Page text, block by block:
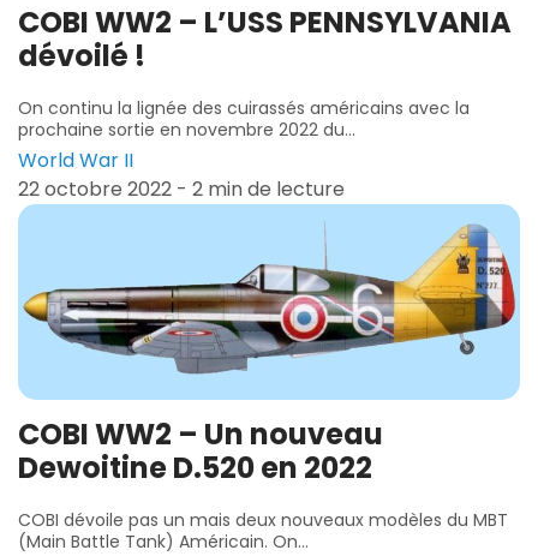
COBI WW2 – L’USS PENNSYLVANIA
dévoilé !
On continu la lignée des cuirassés américains avec la
prochaine sortie en novembre 2022 du...
World War II
22 octobre 2022 - 2 min de lecture
COBI WW2 – Un nouveau
Dewoitine D.520 en 2022
COBI dévoile pas un mais deux nouveaux modèles du MBT
(Main Battle Tank) Américain. On...